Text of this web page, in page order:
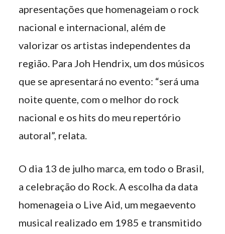
apresentações que homenageiam o rock
nacional e internacional, além de
valorizar os artistas independentes da
região. Para Joh Hendrix, um dos músicos
que se apresentará no evento: “será uma
noite quente, com o melhor do rock
nacional e os hits do meu repertório
autoral”, relata.
O dia 13 de julho marca, em todo o Brasil,
a celebração do Rock. A escolha da data
homenageia o Live Aid, um megaevento
musical realizado em 1985 e transmitido